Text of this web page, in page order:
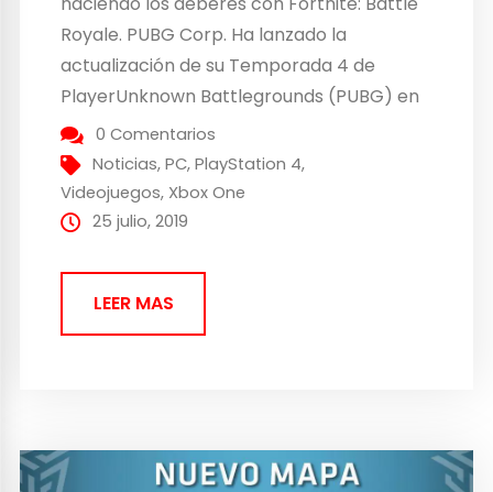
Royale. PUBG Corp. Ha lanzado la
actualización de su Temporada 4 de
PlayerUnknown Battlegrounds (PUBG) en
PC, que introduce grandes cambios:
Mapas, pase de batalla, misiones,
recompensas… Los cambios más
relevantes llegan para el mapa Erangel,
0 Comentarios
Noticias,PC,PlayStation 4,
Videojuegos, Xbox One
25 julio, 2019
LEER MAS